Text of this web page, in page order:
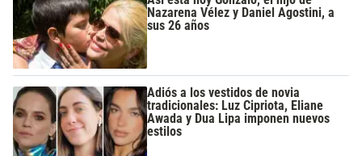
Nazarena Vélez y Daniel Agostini, a
sus 26 años
Adiós a los vestidos de novia
tradicionales: Luz Cipriota, Eliane
Awada y Dua Lipa imponen nuevos
estilos